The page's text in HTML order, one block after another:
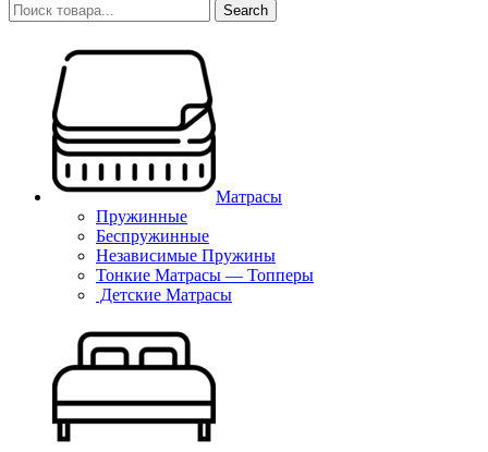
Search
Матрасы
Пружинные
Беспружинные
Независимые Пружины
Тонкие Матрасы — Топперы
Детские Матрасы